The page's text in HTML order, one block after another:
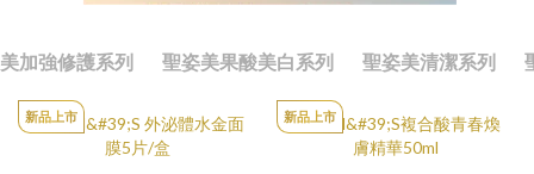
加強修護系列 聖姿美果酸美白系列 聖姿美清潔系列
新品上市 新品上市